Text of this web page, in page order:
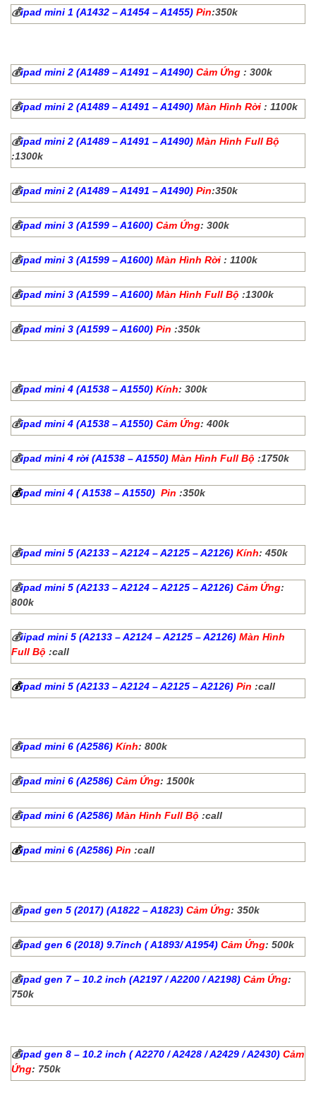
💰ipad mini 1 (A1432 – A1454 – A1455) Pin:350k
💰ipad mini 2 (A1489 – A1491 – A1490) Cảm Ứng : 300k
💰ipad mini 2 (A1489 – A1491 – A1490) Màn Hình Rời : 1100k
💰ipad mini 2 (A1489 – A1491 – A1490) Màn Hình Full Bộ
:1300k
💰ipad mini 2 (A1489 – A1491 – A1490) Pin:350k
💰ipad mini 3 (A1599 – A1600) Cảm Ứng: 300k
💰ipad mini 3 (A1599 – A1600) Màn Hình Rời : 1100k
💰ipad mini 3 (A1599 – A1600) Màn Hình Full Bộ :1300k
💰ipad mini 3 (A1599 – A1600) Pin :350k
💰ipad mini 4 (A1538 – A1550) Kính: 300k
💰ipad mini 4 (A1538 – A1550) Cảm Ứng: 400k
💰ipad mini 4 rời (A1538 – A1550) Màn Hình Full Bộ :1750k
💰ipad mini 4 ( A1538 – A1550) Pin :350k
💰ipad mini 5 (A2133 – A2124 – A2125 – A2126) Kính: 450k
💰ipad mini 5 (A2133 – A2124 – A2125 – A2126) Cảm Ứng:
800k
💰iipad mini 5 (A2133 – A2124 – A2125 – A2126) Màn Hình
Full Bộ :call
💰ipad mini 5 (A2133 – A2124 – A2125 – A2126) Pin :call
💰ipad mini 6 (A2586) Kính: 800k
💰ipad mini 6 (A2586) Cảm Ứng: 1500k
💰ipad mini 6 (A2586) Màn Hình Full Bộ :call
💰ipad mini 6 (A2586) Pin :call
💰ipad gen 5 (2017) (A1822 – A1823) Cảm Ứng: 350k
💰ipad gen 6 (2018) 9.7inch ( A1893/ A1954) Cảm Ứng: 500k
💰ipad gen 7 – 10.2 inch (A2197 / A2200 / A2198) Cảm Ứng:
750k
💰ipad gen 8 – 10.2 inch ( A2270 / A2428 / A2429 / A2430) Cảm
Ứng: 750k